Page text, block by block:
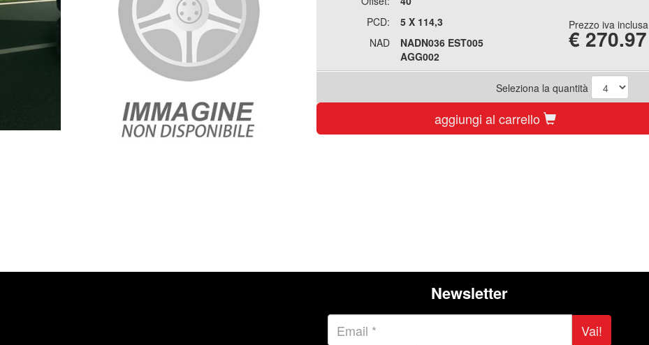
PCD:
5 X 114,3
NAD
NADN036 EST005
AGG002
Prezzo iva inclusa
€ 270.97
Seleziona la quantità
aggiungi al carrello
Newsletter
Vai!